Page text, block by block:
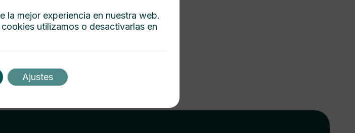
la mejor experiencia en nuestra web.
utilizamos o desactivarlas en
Ajustes